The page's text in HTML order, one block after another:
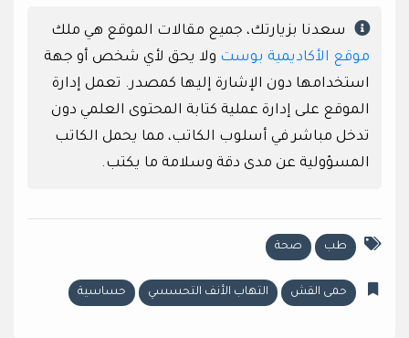
سعدنا بزيارتك، جميع مقالات الموقع هي ملك
موقع الأكاديمية بوست ولا يحق لأي شخص أو جهة
استخدامها دون الإشارة إليها كمصدر. تعمل إدارة
الموقع على إدارة عملية كتابة المحتوى العلمي دون
تدخل مباشر في أسلوب الكاتب، مما يحمل الكاتب
المسؤولية عن مدى دقة وسلامة ما يكتب.
طب صحة
حمى القش التهاب الأنف التحسسي حساسية